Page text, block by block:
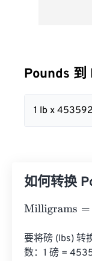
Pounds
1 lb x
如何转换
Milligrams=
要将磅 (lbs) 转
数：1 磅 =